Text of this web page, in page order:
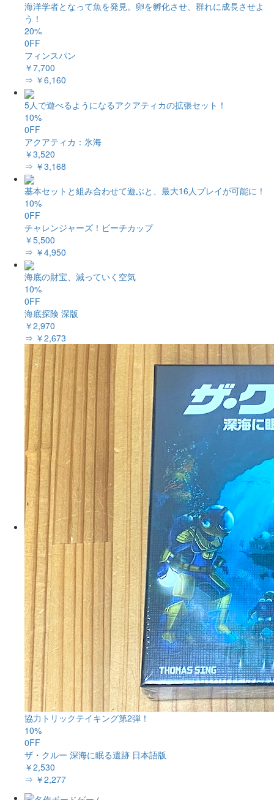
海洋学者となって魚を発見。卵を孵化させ、群れに成長させよ
う！
20%
0FF
フィンスパン
￥7,700
⇒ ￥6,160
5人で遊べるようになるアクアティカの拡張セット！
10%
0FF
アクアティカ：氷海
￥3,520
⇒ ￥3,168
基本セットと組み合わせて遊ぶと、最大16人プレイが可能に！
10%
0FF
チャレンジャーズ！ビーチカップ
￥5,500
⇒ ￥4,950
海底の財宝、減っていく空気
10%
0FF
海底探険 深版
￥2,970
⇒ ￥2,673
協力トリックテイキング第2弾！
10%
0FF
ザ・クルー 深海に眠る遺跡 日本語版
￥2,530
⇒ ￥2,277